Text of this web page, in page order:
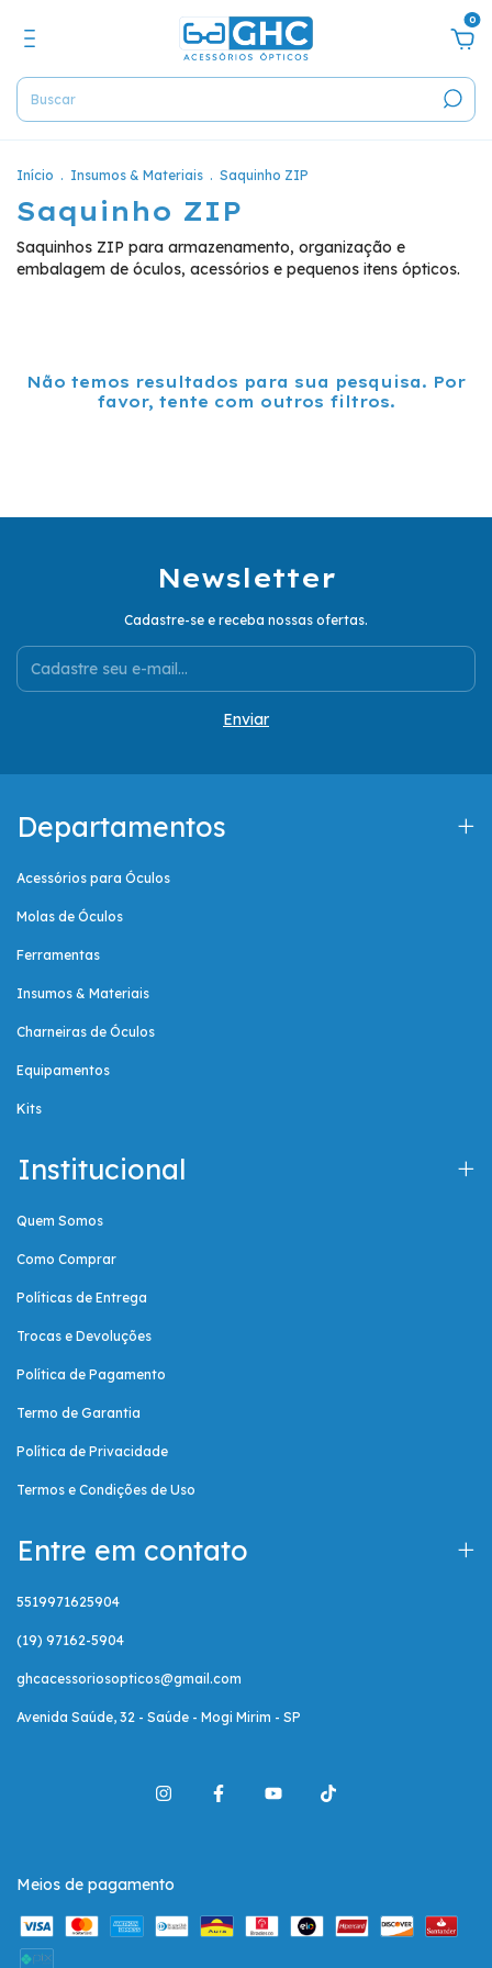
0
Início . Insumos & Materiais . Saquinho ZIP
Saquinho ZIP
Saquinhos ZIP para armazenamento, organização e
embalagem de óculos, acessórios e pequenos itens ópticos.
Não temos resultados para sua pesquisa. Por
favor, tente com outros filtros.
Newsletter
Cadastre-se e receba nossas ofertas.
Departamentos
Acessórios para Óculos
Molas de Óculos
Ferramentas
Insumos & Materiais
Charneiras de Óculos
Equipamentos
Kits
Institucional
Quem Somos
Como Comprar
Políticas de Entrega
Trocas e Devoluções
Política de Pagamento
Termo de Garantia
Política de Privacidade
Termos e Condições de Uso
Entre em contato
5519971625904
(19) 97162-5904
ghcacessoriosopticos@gmail.com
Avenida Saúde, 32 - Saúde - Mogi Mirim - SP
Meios de pagamento